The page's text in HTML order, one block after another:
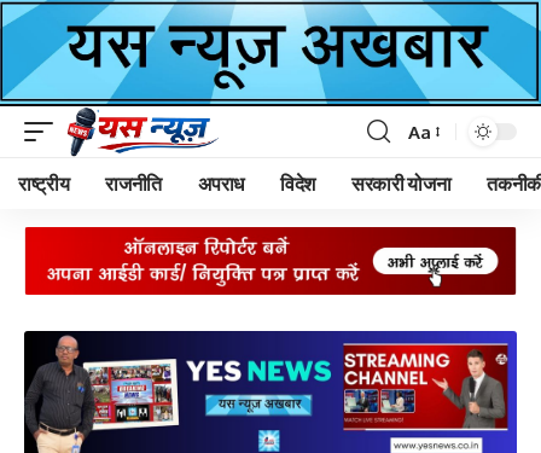
Font
Resizer
Aa
राष्ट्रीय राजनीति अपराध विदेश सरकारी योजना